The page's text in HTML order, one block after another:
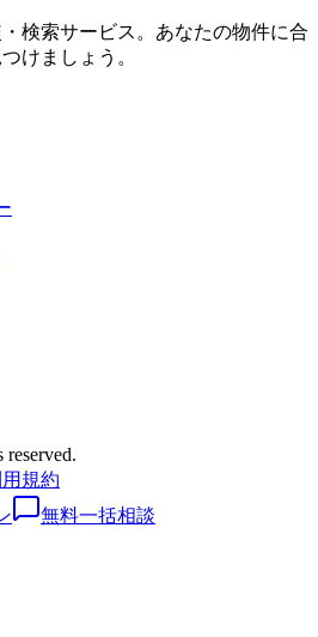
検索サービス。あなたの物件に合
けましょう。
規約
無料一括相談